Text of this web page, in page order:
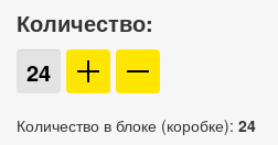
Количество:
Количество в блоке (коробке): 24